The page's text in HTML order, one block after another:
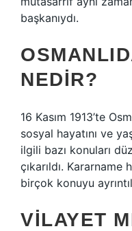
başkanıydı.
NEDIR?
16 Kasım 1913’te
sosyal hayatını ve
ilgili bazı konuları
çıkarıldı.
birçok konuyu
VILAYET